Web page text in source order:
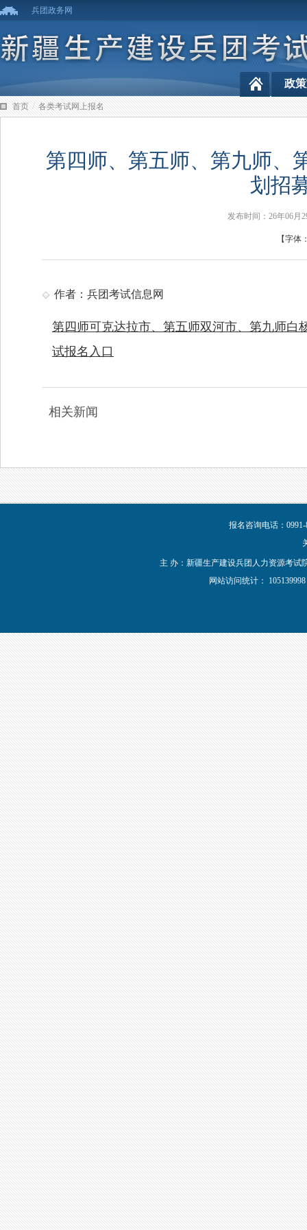
兵团政务网
政
首页 / 各类考试网上报名
第四师、第五师、第九师、
划招
发布时间：26年06
【字体
作者：兵团考试信息网
第四师可克达拉市、第五师双河市、第九师白
试报名入口
相关新闻
报名咨询电话：
主 办：新疆生产建设兵团人力资源考试
网站访问统计：